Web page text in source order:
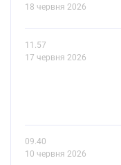
18 червня 2026
11.57
17 червня 2026
09.40
10 червня 2026